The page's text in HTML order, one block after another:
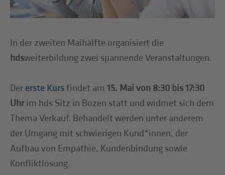
In der zweiten Maihälfte organisiert die
hdsweiterbildung zwei spannende Veranstaltungen.
Der erste Kursfindet am15. Mai von 8:30 bis 17:30
Uhrim hds Sitz in Bozen statt und widmet sich dem
Thema Verkauf. Behandelt werden unter anderem
der Umgang mit schwierigen Kund*innen, der
Aufbau von Empathie, Kundenbindung sowie
Konfliktlösung.